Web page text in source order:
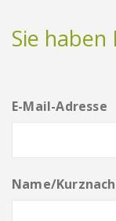
Sie haben
E-Mail-Adresse
Name/